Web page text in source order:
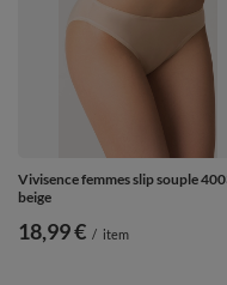
Vivisence femmes slip souple
beige
18,99 € / item